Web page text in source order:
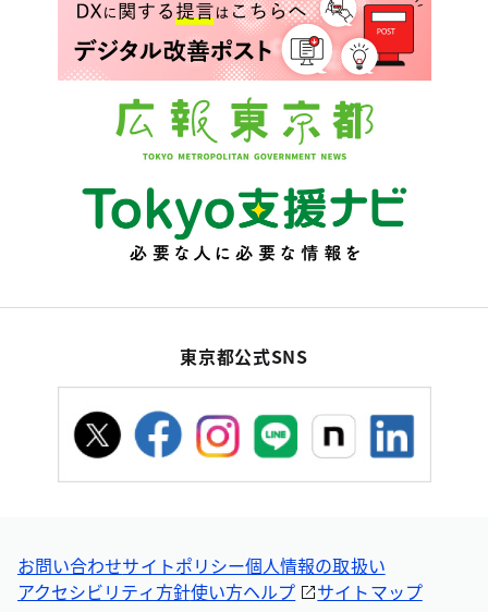
東京都公式SNS
お問い合わせサイトポリシー個人情報の取扱い
アクセシビリティ方針使い方ヘルプ サイトマップ